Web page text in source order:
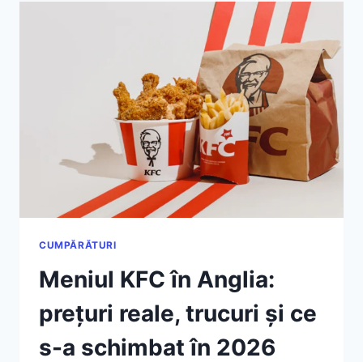
2026:
MERITĂ
SĂ
CUMPERI
ȘI
CUM
SĂ
ECONOMISEȘTI
INTELIGENT
CUMPĂRĂTURI
Meniul KFC în Anglia:
prețuri reale, trucuri și ce
s-a schimbat în 2026